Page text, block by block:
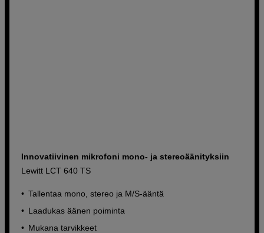
Innovatiivinen mikrofoni mono- ja stereoäänityksiin
Lewitt LCT 640 TS
Tallentaa mono, stereo ja M/S-ääntä
Laadukas äänen poiminta
Mukana tarvikkeet